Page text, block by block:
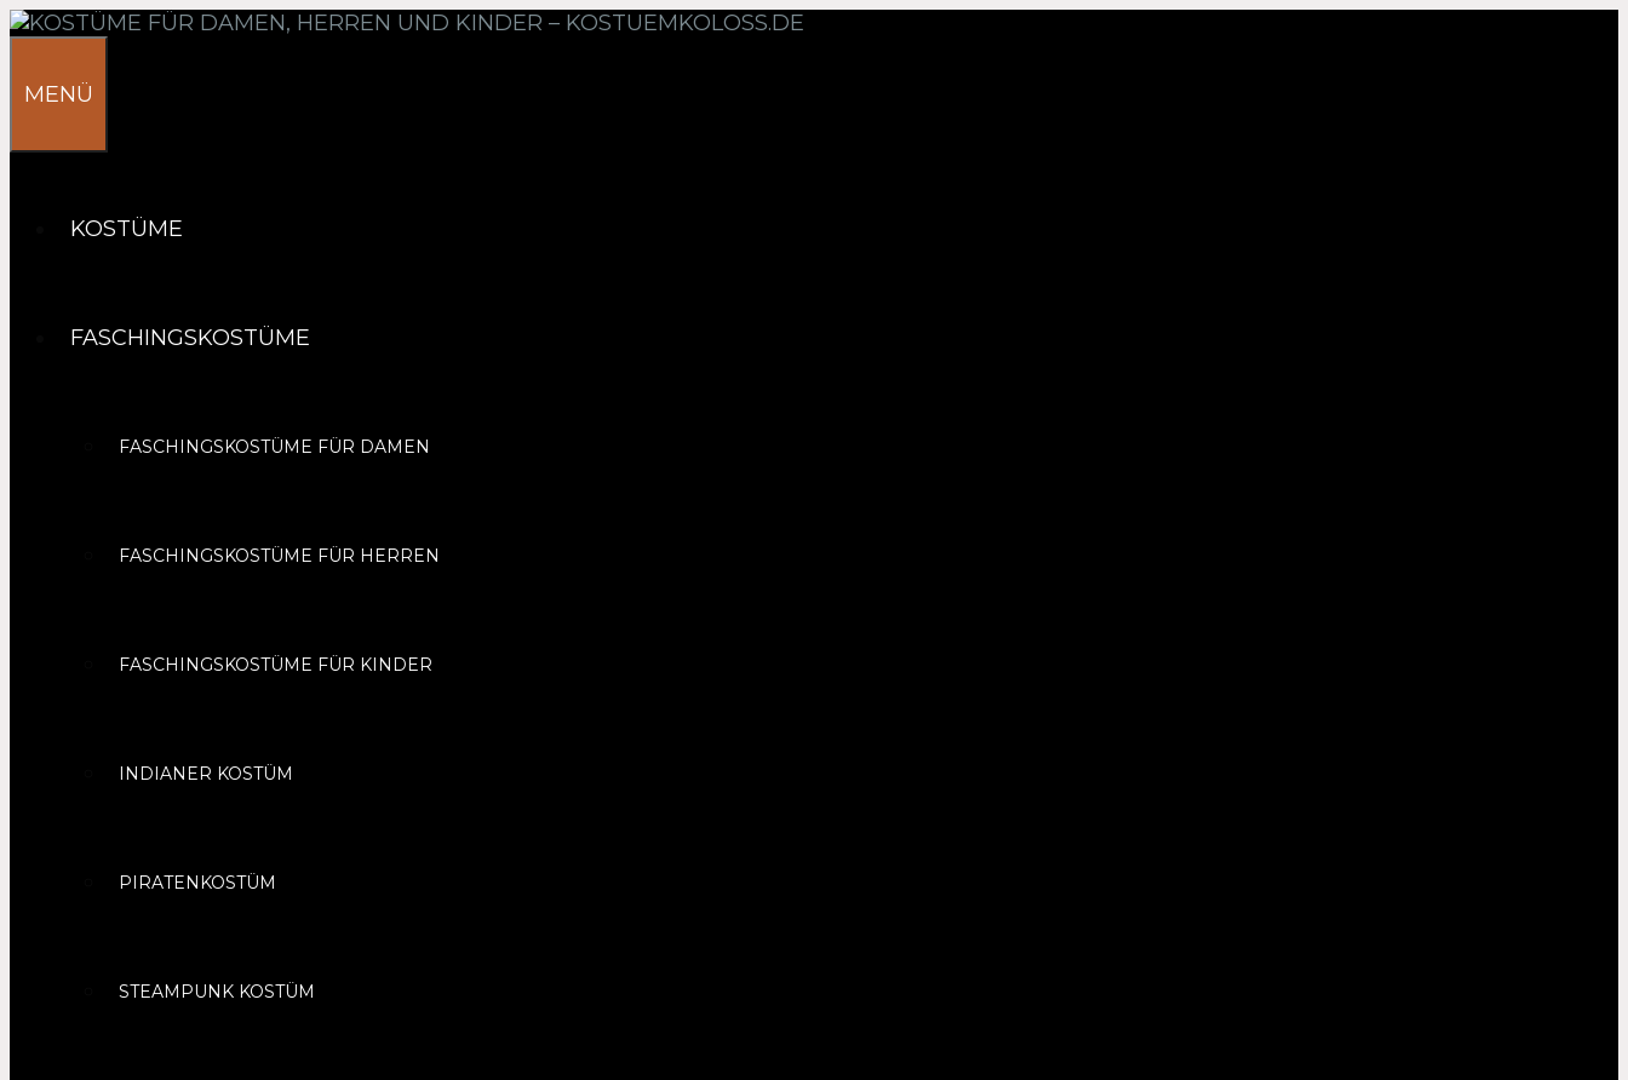
Springe
MENÜ
KOSTÜME
FASCHINGSKOSTÜME
FASCHINGSKOSTÜME FÜR DAMEN
FASCHINGSKOSTÜME FÜR HERREN
FASCHINGSKOSTÜME FÜR KINDER
INDIANER KOSTÜM
PIRATENKOSTÜM
STEAMPUNK KOSTÜM